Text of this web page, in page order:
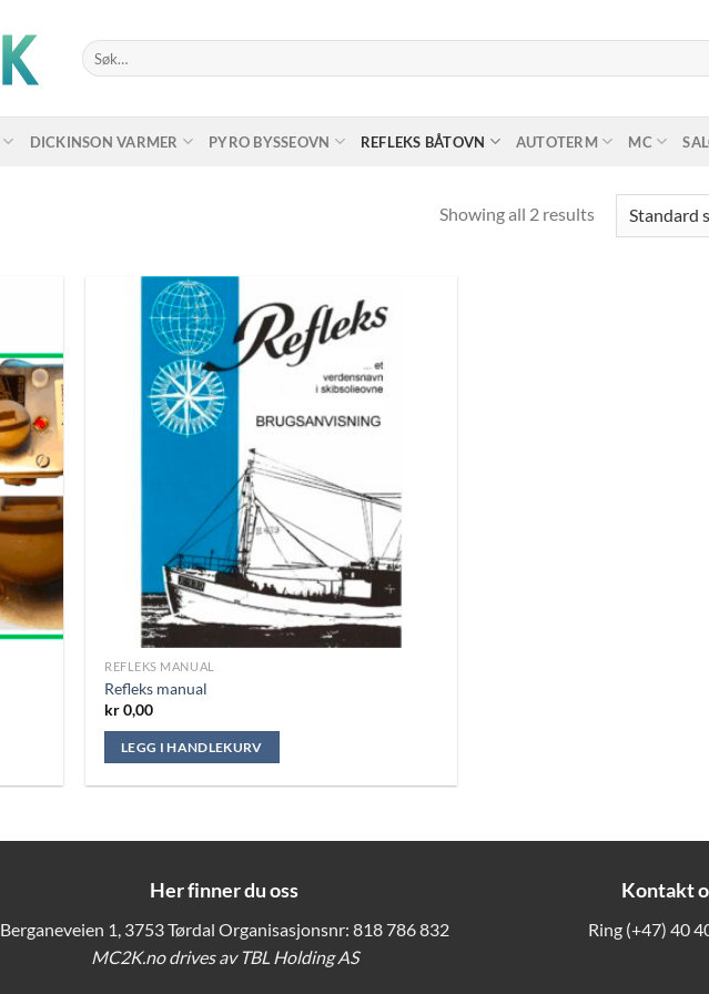
Søk
etter:
DICKINSON VARMER PYRO BYSSEOVN REFLEKS BÅTOVN AUTOTERM MC
Showing all 2 results
REFLEKS MANUAL
Refleks manual
kr0,00
LEGG I HANDLEKURV
Her finner du oss
Berganeveien 1, 3753 Tørdal Organisasjonsnr: 818 786 832
MC2K.no drives av TBL Holding AS
Kontakt
Ring (+47) 40